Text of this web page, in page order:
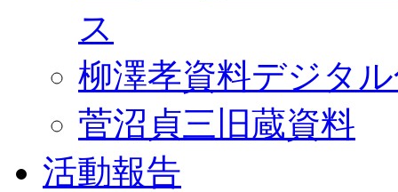
ス
柳澤孝資料デジタ
菅沼貞三旧蔵資料
活動報告